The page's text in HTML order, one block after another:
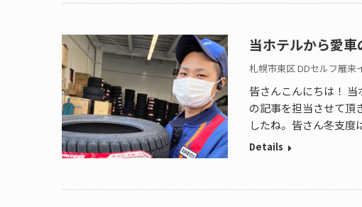
当ホテルから愛
札幌市東区 DDセルフ雁来
皆さんこんにちは！
の記事を担当させて頂
したね。皆さん冬支
Details